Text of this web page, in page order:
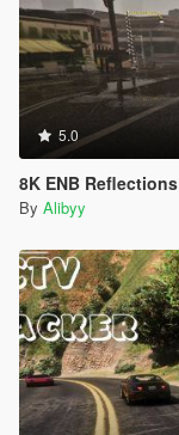
5.0
8K ENB Reflections
By Alibyy